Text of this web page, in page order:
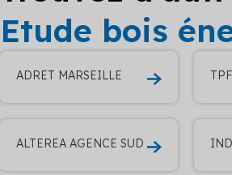
Etude bois
ADRET MARSEILLE
ALTEREA AGENCE SUD